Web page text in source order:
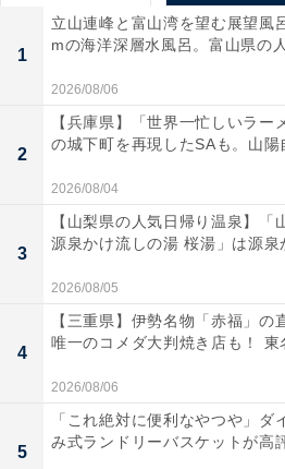
1
立山連峰と富山湾を望む展望風
mの海洋深層水風呂。富山県の
2026/08/06
2
【兵庫県】「世界一忙しいラー
の城下町を再現したSAも。山陽
2026/08/04
3
【山梨県の人気日帰り温泉】「
源泉かけ流しの湯 桜湯」は源泉
2026/08/05
4
【三重県】伊勢名物「赤福」の
唯一のコメダ大判焼き店も！ 東
2026/08/06
5
「これ絶対に便利なやつや」ダ
み式ランドリーバスケットが高